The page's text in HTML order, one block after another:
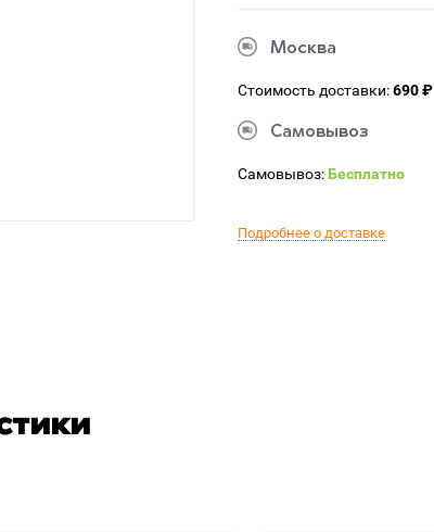
Москва
Стоимость доставки:690 ₽
Самовывоз
Самовывоз:Бесплатно
Подробнее о доставке